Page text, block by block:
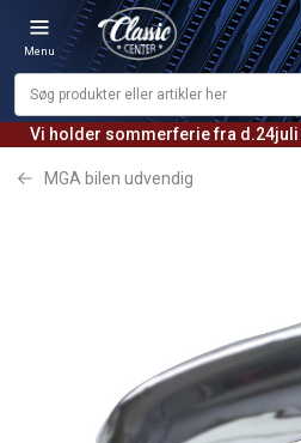
Vi holder sommerferie fra d.24juli
Menu
MGA bilen udvendig